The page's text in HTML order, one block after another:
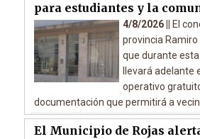
para estudiantes y la
4/8/2026 ||
El
provincia
que durante
llevará adelante
operativo
documentación que permitirá a
El Municipio de Rojas